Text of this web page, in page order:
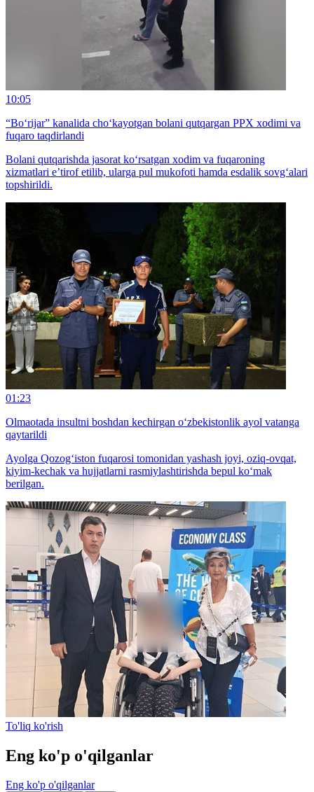
10:05
“Bo‘rijar” kanalida cho‘kayotgan bolani qutqargan PPX xodimi va
fuqaro taqdirlandi
Bolani qutqarishda jasorat ko‘rsatgan xodim va fuqaroning
xizmatlari e’tirof etilib, ularga pul mukofoti hamda esdalik sovg‘alari
topshirildi.
01:23
Olmaotada insultni boshdan kechirgan o‘zbekistonlik ayol vatanga
qaytarildi
Ayolga Qozog‘iston fuqarosi tomonidan yashash joyi, oziq-ovqat,
kiyim-kechak va hujjatlarni rasmiylashtirishda bepul ko‘mak
berilgan.
To'liq ko'rish
Eng ko'p o'qilganlar
Eng ko'p o'qilganlar